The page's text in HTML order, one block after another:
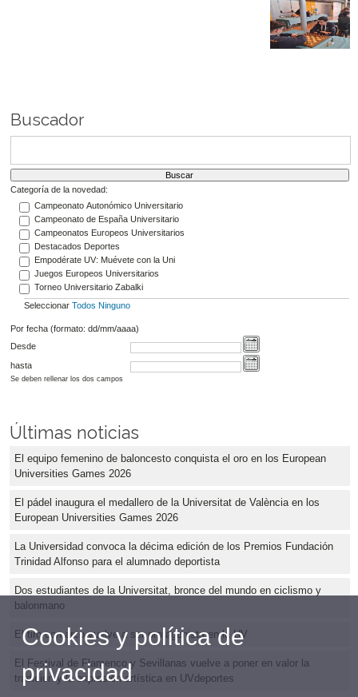
Buscador
Categoría de la novedad:
Campeonato Autonómico Universitario
Campeonato de España Universitario
Campeonatos Europeos Universitarios
Destacados Deportes
Empodérate UV: Muévete con la Uni
Juegos Europeos Universitarios
Torneo Universitario Zabalki
Seleccionar Todos Ninguno
Por fecha (formato: dd/mm/aaaa)
Desde
hasta
Se deben rellenar los dos campos
Últimas noticias
El equipo femenino de baloncesto conquista el oro en los European
Universities Games 2026
El pádel inaugura el medallero de la Universitat de València en los
European Universities Games 2026
La Universidad convoca la décima edición de los Premios Fundación
Trinidad Alfonso para el alumnado deportista
Dos estudiantes de la Universitat, bronce del mundo en ciclismo y
balonmano
El tiro con arco vuelve a ser protagonista en la UV
El Festival de Flamenco y Sevillanas vuelve a poner en valor la
tradición y la expresión artística en UVdeportes
Cookies y política de
privacidad